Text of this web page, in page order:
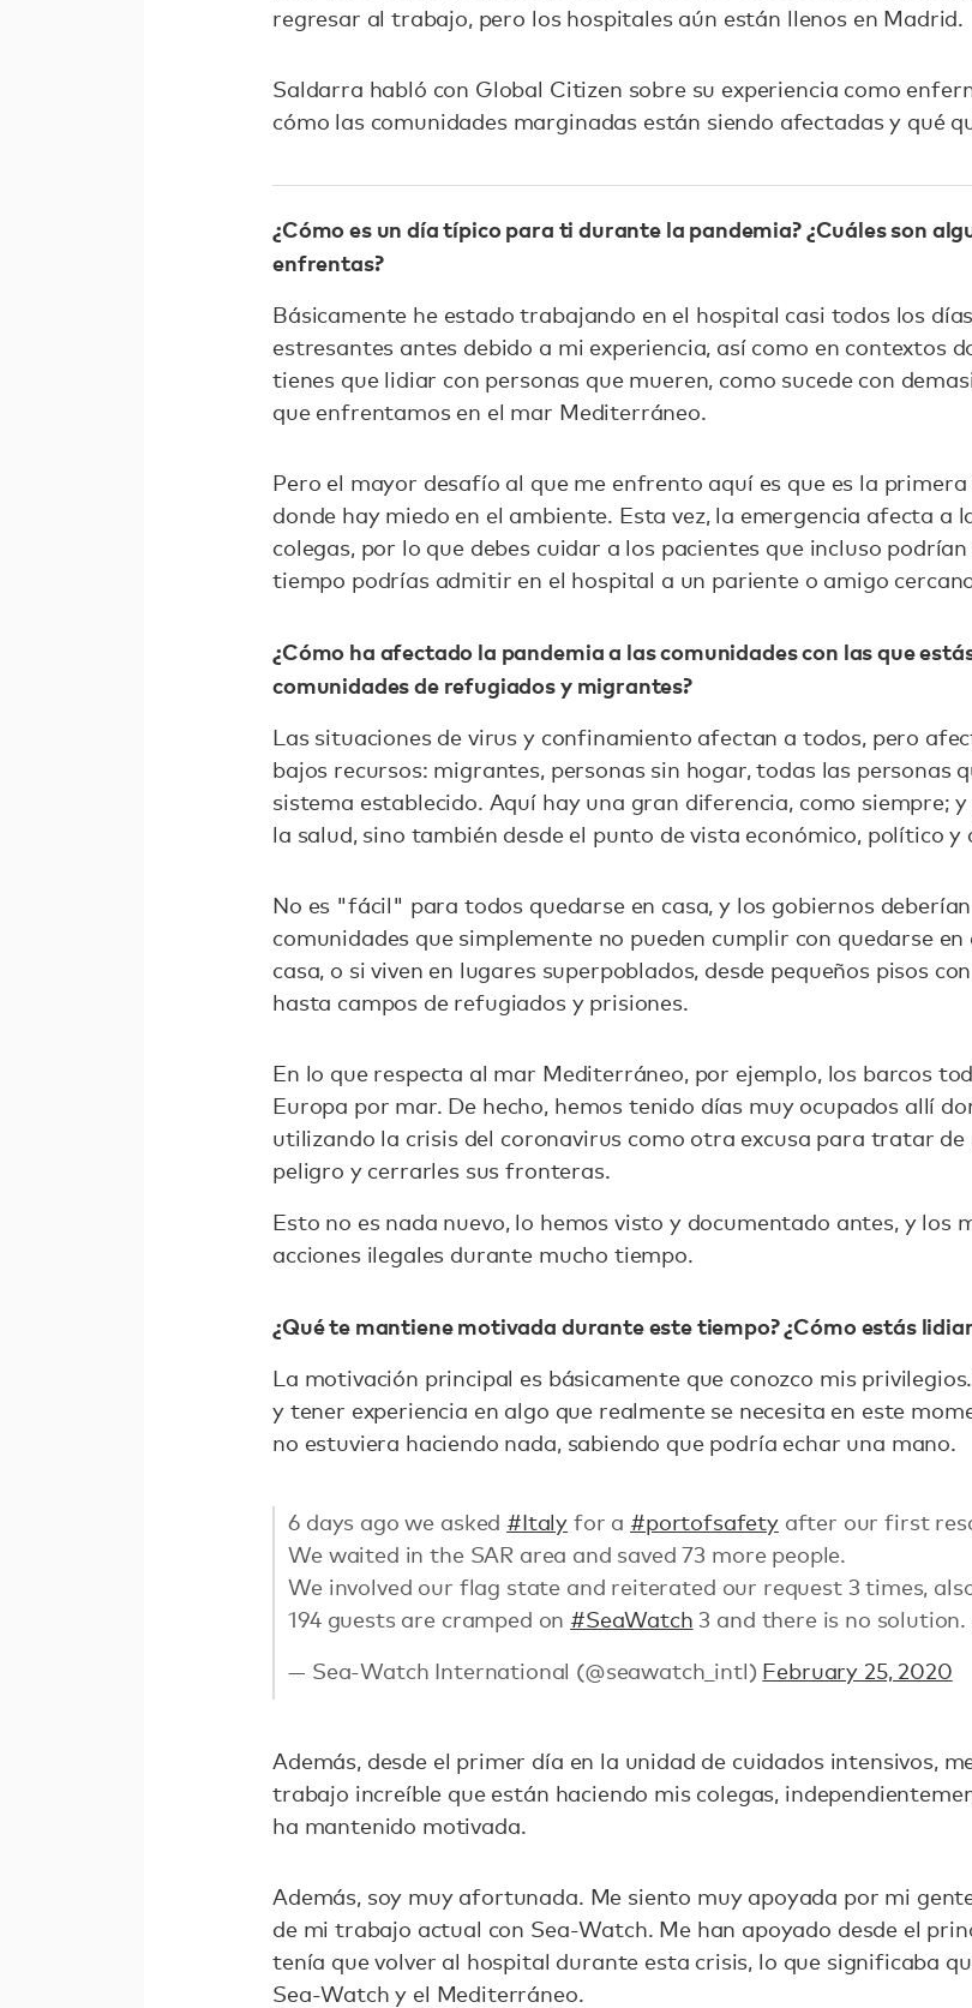
regresar al trabajo, pero los hospitales aún están llenos en Madrid.
Saldarra habló con Global Citizen sobre su experiencia como
cómo las comunidades marginadas están siendo afectadas y qué
¿Cómo es un día típico para ti durante la pandemia? ¿Cuáles son
enfrentas?
Básicamente he estado trabajando en el hospital casi todos los
estresantes antes debido a mi experiencia, así como en contextos
tienes que lidiar con personas que mueren, como sucede con
que enfrentamos en el mar Mediterráneo.
Pero el mayor desafío al que me enfrento aquí es que es la
donde hay miedo en el ambiente. Esta vez, la emergencia afecta a
colegas, por lo que debes cuidar a los pacientes que incluso
tiempo podrías admitir en el hospital a un pariente o amigo
¿Cómo ha afectado la pandemia a las comunidades con las que
comunidades de refugiados y migrantes?
Las situaciones de virus y confinamiento afectan a todos, pero
bajos recursos: migrantes, personas sin hogar, todas las personas
sistema establecido. Aquí hay una gran diferencia, como siempre;
la salud, sino también desde el punto de vista económico, político y
No es "fácil" para todos quedarse en casa, y los gobiernos
comunidades que simplemente no pueden cumplir con quedarse
casa, o si viven en lugares superpoblados, desde pequeños pisos
hasta campos de refugiados y prisiones.
En lo que respecta al mar Mediterráneo, por ejemplo, los barcos
Europa por mar. De hecho, hemos tenido días muy ocupados allí
utilizando la crisis del coronavirus como otra excusa para tratar de
peligro y cerrarles sus fronteras.
Esto no es nada nuevo, lo hemos visto y documentado antes, y los
acciones ilegales durante mucho tiempo.
¿Qué te mantiene motivada durante este tiempo? ¿Cómo estás
La motivación principal es básicamente que conozco mis
y tener experiencia en algo que realmente se necesita en este
no estuviera haciendo nada, sabiendo que podría echar una mano.
6 days ago we asked #Italy for a #portofsafetyafter our first
We waited in the SAR area and saved 73 more people.
We involved our flag state and reiterated our request 3 times,
194 guests are cramped on #SeaWatch 3 and there is no solution.
— Sea-Watch International (@seawatch_intl) February 25, 2020
Además, desde el primer día en la unidad de cuidados intensivos,
trabajo increíble que están haciendo mis colegas,
ha mantenido motivada.
Además, soy muy afortunada. Me siento muy apoyada por mi
de mi trabajo actual con Sea-Watch. Me han apoyado desde el
tenía que volver al hospital durante esta crisis, lo que significaba
Sea-Watch y el Mediterráneo.